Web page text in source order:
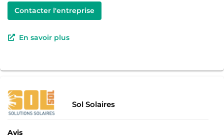
Contacter l'entreprise
En savoir plus
Sol Solaires
Avis